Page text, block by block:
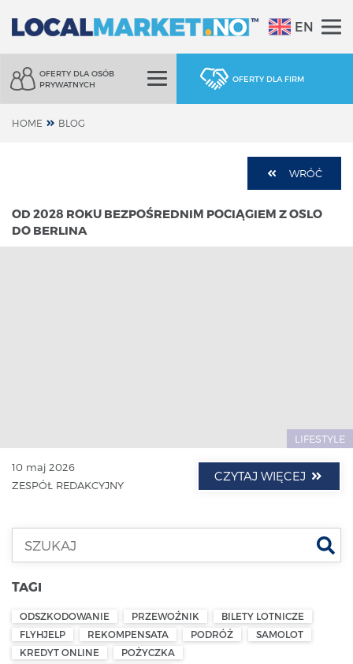
EN
OFERTY DLA OSÓB
PRYWATNYCH
OFERTY DLA FIRM
HOME BLOG
WRÓĆ
OD 2028 ROKU BEZPOŚREDNIM POCIĄGIEM Z OSLO
DO BERLINA
LIFESTYLE
10 maj 2026
ZESPÓŁ REDAKCYJNY
CZYTAJ WIĘCEJ
TAGI
ODSZKODOWANIE PRZEWOŹNIK
BILETY LOTNICZE
FLYHJELP
REKOMPENSATA PODRÓŻ
SAMOLOT
KREDYT ONLINE
POŻYCZKA